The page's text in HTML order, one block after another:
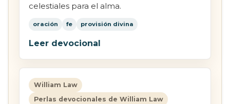
celestiales para el alma.
oración fe provisión divina
Leer devocional
William Law
Perlas devocionales de William Law